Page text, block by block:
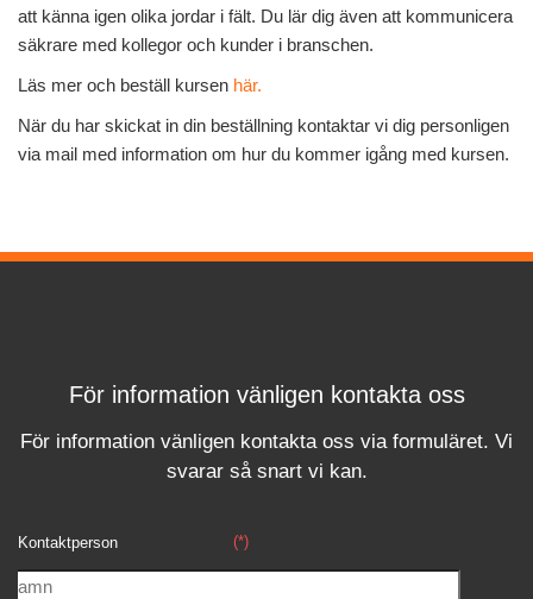
att känna igen olika jordar i fält. Du lär dig även att kommunicera
säkrare med kollegor och kunder i branschen.
Läs mer och beställ kursen här.
När du har skickat in din beställning kontaktar vi dig personligen
via mail med information om hur du kommer igång med kursen.
För information vänligen kontakta oss
För information vänligen kontakta oss via formuläret. Vi
svararså snart vi kan.
Kontaktperson (*)